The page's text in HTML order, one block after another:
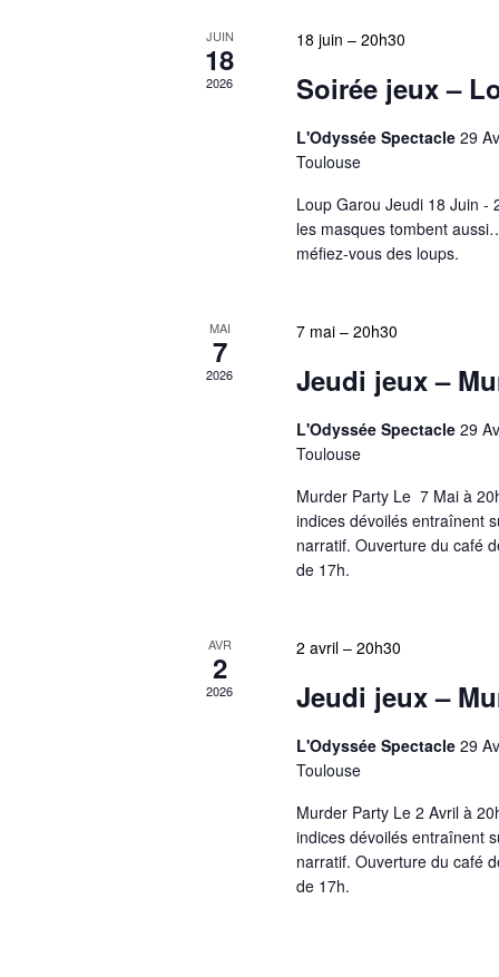
JUIN
18
2026
18 juin – 20h30
Soirée jeux –
L'Odyssée Spectacle29
Toulouse
Loup Garou Jeudi 18 Juin -
les masques tombent
méfiez-vous des loups.
MAI
7
2026
7 mai – 20h30
Jeudi jeux –
L'Odyssée Spectacle29
Toulouse
Murder Party Le 7 Mai à
indices dévoilés entraînent
narratif. Ouverture du café
de 17h.
AVR
2
2026
2 avril – 20h30
Jeudi jeux –
L'Odyssée Spectacle29
Toulouse
Murder Party Le 2 Avril à
indices dévoilés entraînent
narratif. Ouverture du café
de 17h.